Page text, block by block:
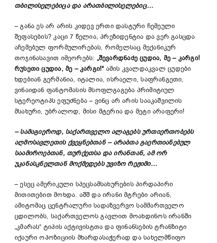
თბილისელებიცა და არათბილისელებიც…
– განა ეს არ არის კიდევ ერთი დასტური ჩემეული
შეფასების? კაცი 7 წელია, პრეზიდენტია და ვერ გასცდა
აჩემებულ ფორმულირებას, რომელსაც მექანიკურ
თოჯინასავით იმეორებს: „შევარდნაძე ცუდია, მე – კარგი!
რუსეთი ცუდია, მე – კარგი!“ამის კვალდაკვალ ცუდები
ხდებიან გერმანია, იტალია, ისრაელი, საფრანგეთი,
ვინაიდან ფანტომასის მსოფლგაგება პრიმიტიულ
სტერეოტიპს ეფუძნება – ვინც არ არის სააკაშვილის
მსახური, უბრალოდ, მისი მტერია და მეტი არაფერი!
– სამაგიეროდ, საქართველო ალაგებს ურთიერთობებს
აღმოსავლეთის ქვეყნებთან – არაბთა გაერთიანებულ
საამიროებთან, თურქეთსა და ირანთან, ამ ორ
უკანასკნელთან მოქმედებს უვიზო რეჟიმი…
– ესეც ამერიკული სპეცსამსახურების პირდაპირი
მითითებით მოხდა. აშშ და ირანი მტრები არიან,
ამიტომაც ცენტრალური სადაზვერვო სამმართველო
ცდილობს, საქართველოს გავლით მოახდინოს ირანში
„კმარას“ ტიპის აქტივისტთა და ფინანსების ტრანზიტი
იქაური ოპოზიციის მხარდასაჭერად და სახელმწიფო